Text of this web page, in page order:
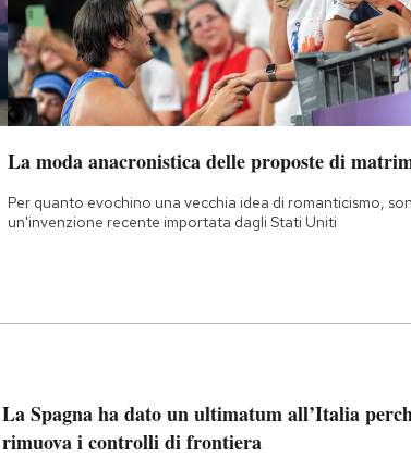
La moda anacronistica delle proposte di
Per quanto evochino una vecchia idea di romanticismo,
un'invenzione recente importata dagli Stati Uniti
La Spagna ha dato un ultimatum all’Italia
rimuova i controlli di frontiera